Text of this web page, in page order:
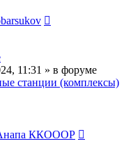
11:31 » в форуме
станции (комплексы)
ККОООР